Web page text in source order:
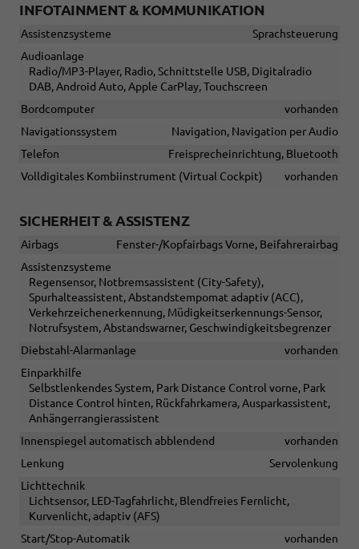
INFOTAINMENT & KOMMUNIKATION
Assistenzsysteme
Sprachsteuerung
Audioanlage
Radio/MP3-Player, Radio, Schnittstelle USB, Digitalradio
DAB, Android Auto, Apple CarPlay, Touchscreen
Bordcomputer
vorhanden
Navigationssystem
Navigation, Navigation per Audio
Telefon
Freisprecheinrichtung, Bluetooth
Volldigitales Kombiinstrument (Virtual Cockpit)
vorhanden
SICHERHEIT & ASSISTENZ
Airbags
Fenster-/Kopfairbags Vorne, Beifahrerairbag
Assistenzsysteme
Regensensor, Notbremsassistent (City-Safety),
Spurhalteassistent, Abstandstempomat adaptiv (ACC),
Verkehrzeichenerkennung, Müdigkeitserkennungs-Sensor,
Notrufsystem, Abstandswarner, Geschwindigkeitsbegrenzer
Diebstahl-Alarmanlage
vorhanden
Einparkhilfe
Selbstlenkendes System, Park Distance Control vorne, Park
Distance Control hinten, Rückfahrkamera, Ausparkassistent,
Anhängerrangierassistent
Innenspiegel automatisch abblendend
vorhanden
Lenkung
Servolenkung
Lichttechnik
Lichtsensor, LED-Tagfahrlicht, Blendfreies Fernlicht,
Kurvenlicht, adaptiv (AFS)
Start/Stop-Automatik
vorhanden